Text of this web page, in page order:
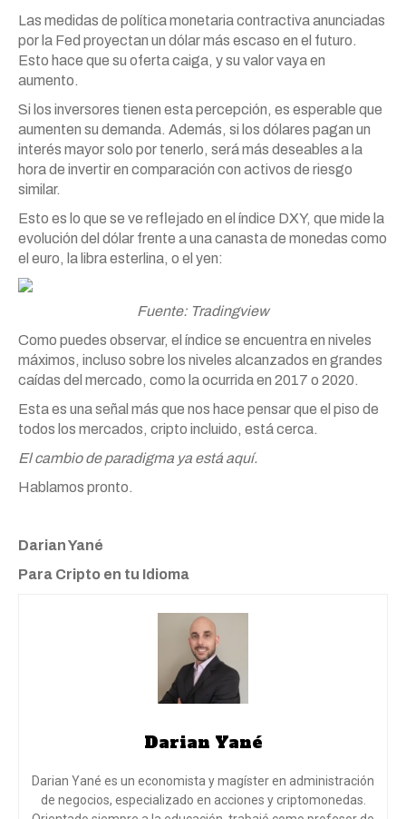
Las medidas de política monetaria contractiva anunciadas
por la Fed proyectan un dólar más escaso en el futuro.
Esto hace que su oferta caiga, y su valor vaya en
aumento.
Si los inversores tienen esta percepción, es esperable que
aumenten su demanda. Además, si los dólares pagan un
interés mayor solo por tenerlo, será más deseables a la
hora de invertir en comparación con activos de riesgo
similar.
Esto es lo que se ve reflejado en el índice DXY, que mide la
evolución del dólar frente a una canasta de monedas como
el euro, la libra esterlina, o el yen:
Fuente: Tradingview
Como puedes observar, el índice se encuentra en niveles
máximos, incluso sobre los niveles alcanzados en grandes
caídas del mercado, como la ocurrida en 2017 o 2020.
Esta es una señal más que nos hace pensar que el piso de
todos los mercados, cripto incluido, está cerca.
El cambio de paradigma ya está aquí.
Hablamos pronto.
Darian Yané
Para Cripto en tu Idioma
Darian Yané
Darian Yané es un economista y magíster en administración
de negocios, especializado en acciones y criptomonedas.